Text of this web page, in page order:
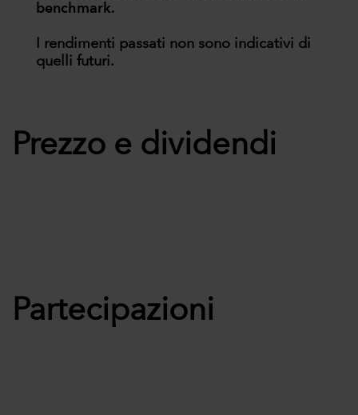
benchmark.
I rendimenti passati non sono indicativi di
quelli futuri.
Prezzo e dividendi
Partecipazioni